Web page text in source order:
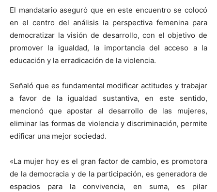
El mandatario aseguró que en este encuentro se colocó
en el centro del análisis la perspectiva femenina para
democratizar la visión de desarrollo, con el objetivo de
promover la igualdad, la importancia del acceso a la
educación y la erradicación de la violencia.
Señaló que es fundamental modificar actitudes y trabajar
a favor de la igualdad sustantiva, en este sentido,
mencionó que apostar al desarrollo de las mujeres,
eliminar las formas de violencia y discriminación, permite
edificar una mejor sociedad.
«La mujer hoy es el gran factor de cambio, es promotora
de la democracia y de la participación, es generadora de
espacios para la convivencia, en suma, es pilar